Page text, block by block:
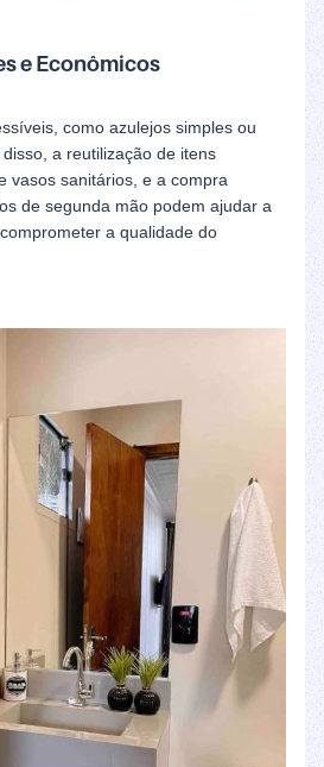
e Econômicos
como azulejos simples ou
a reutilização de itens
vasos sanitários, e a compra
de segunda mão podem ajudar a
a qualidade do